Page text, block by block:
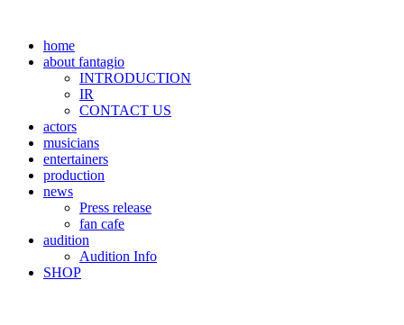
home
about fantagio
INTRODUCTION
IR
CONTACT US
actors
musicians
entertainers
production
news
Press release
fan cafe
audition
Audition Info
SHOP